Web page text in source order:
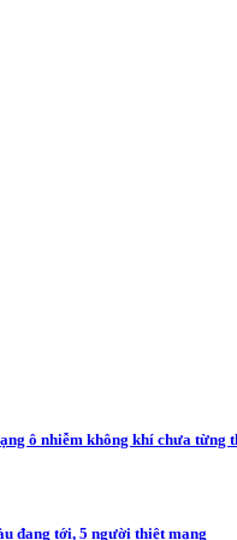
ô nhiễm không khí chưa từng
đang tới, 5 người thiệt mạng